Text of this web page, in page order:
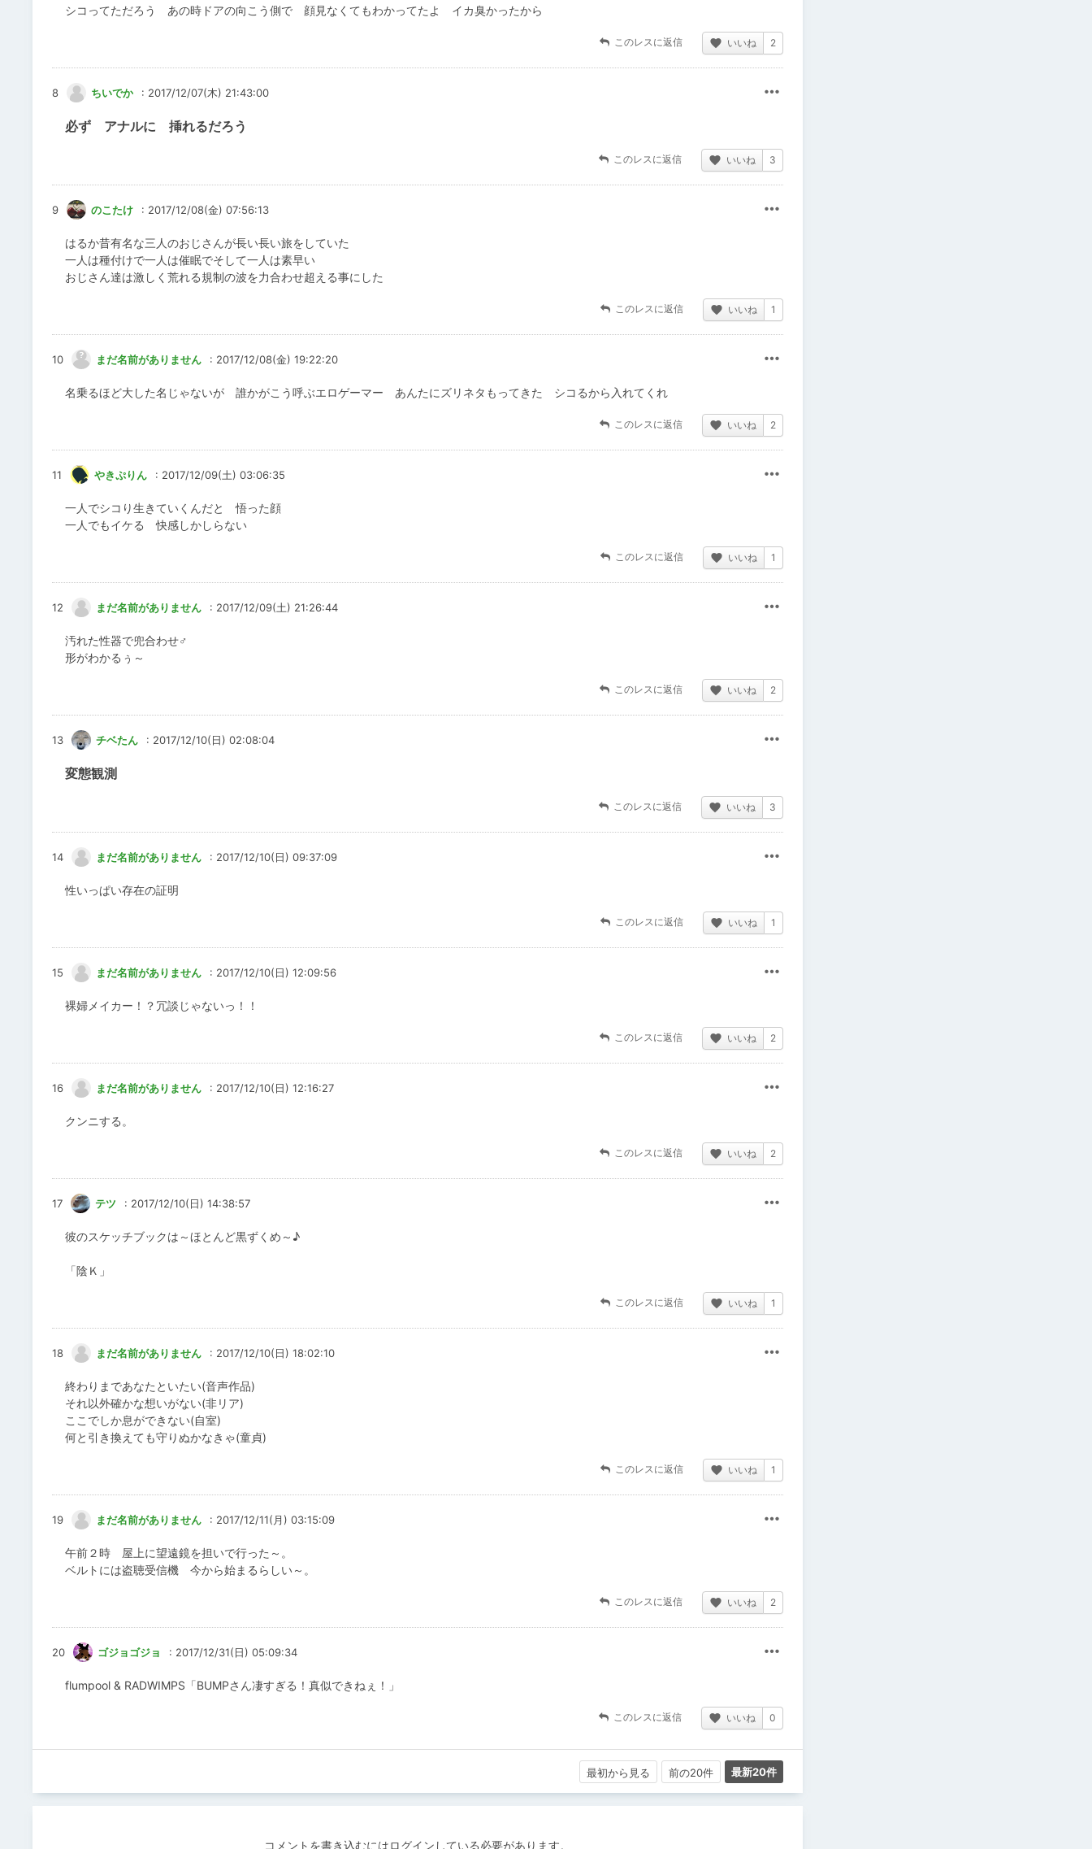
シコってただろう あの時ドアの向こう側で 顔見なくてもわかってたよ イカ臭かったから
このレスに返信 いいね 2
8 ちいでか : 2017/12/07(木) 21:43:00
必ず アナルに 挿れるだろう
このレスに返信 いいね 3
9 のこたけ : 2017/12/08(金) 07:56:13
はるか昔有名な三人のおじさんが長い長い旅をしていた
一人は種付けで一人は催眠でそして一人は素早い
おじさん達は激しく荒れる規制の波を力合わせ超える事にした
このレスに返信 いいね 1
10 まだ名前がありません : 2017/12/08(金) 19:22:20
名乗るほど大した名じゃないが 誰かがこう呼ぶエロゲーマー あんたにズリネタもってきた シコるから入れてくれ
このレスに返信 いいね 2
11 やきぷりん : 2017/12/09(土) 03:06:35
一人でシコり生きていくんだと 悟った顔
一人でもイケる 快感しかしらない
このレスに返信 いいね 1
12 まだ名前がありません : 2017/12/09(土) 21:26:44
汚れた性器で兜合わせ♂
形がわかるぅ～
このレスに返信 いいね 2
13 チベたん : 2017/12/10(日) 02:08:04
変態観測
このレスに返信 いいね 3
14 まだ名前がありません : 2017/12/10(日) 09:37:09
性いっぱい存在の証明
このレスに返信 いいね 1
15 まだ名前がありません : 2017/12/10(日) 12:09:56
裸婦メイカー！？冗談じゃないっ！！
このレスに返信 いいね 2
16 まだ名前がありません : 2017/12/10(日) 12:16:27
クンニする。
このレスに返信 いいね 2
17 テツ : 2017/12/10(日) 14:38:57
彼のスケッチブックは～ほとんど黒ずくめ～♪
「陰Ｋ」
このレスに返信 いいね 1
18 まだ名前がありません : 2017/12/10(日) 18:02:10
終わりまであなたといたい(音声作品)
それ以外確かな想いがない(非リア)
ここでしか息ができない(自室)
何と引き換えても守りぬかなきゃ(童貞)
このレスに返信 いいね 1
19 まだ名前がありません : 2017/12/11(月) 03:15:09
午前２時 屋上に望遠鏡を担いで行った～。
ベルトには盗聴受信機 今から始まるらしい～。
このレスに返信 いいね 2
20 ゴジョゴジョ : 2017/12/31(日) 05:09:34
flumpool & RADWIMPS「BUMPさん凄すぎる！真似できねぇ！」
このレスに返信 いいね 0
最初から見る 前の20件 最新20件
コメントを書き込むにはログインしている必要があります。